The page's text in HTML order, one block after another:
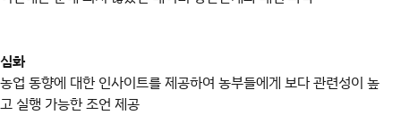
심화
농업 동향에 대한 인사이트를 제공하여 농부들에게 보다 관련성이 높
고 실행 가능한 조언 제공